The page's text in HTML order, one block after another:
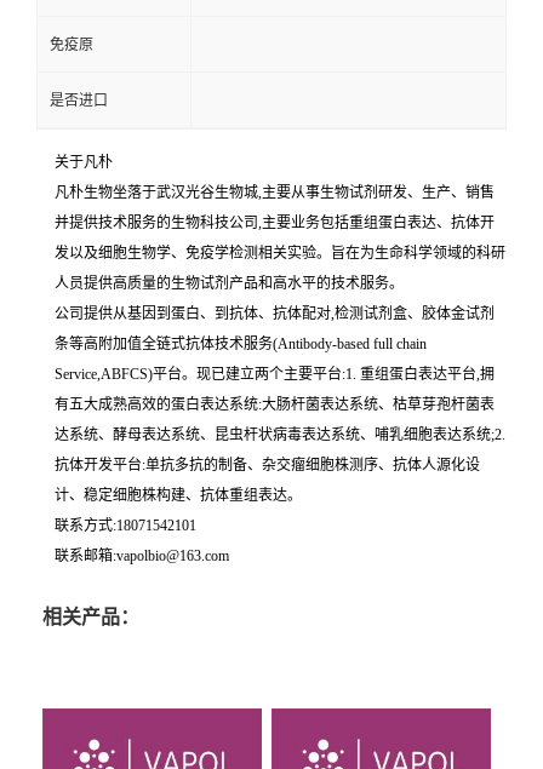
免疫原
是否进口
关于凡朴
凡朴生物坐落于武汉光谷生物城,主要从事生物试剂研发、生产、销售
并提供技术服务的生物科技公司,主要业务包括重组蛋白表达、抗体开
发以及细胞生物学、免疫学检测相关实验。旨在为生命科学领域的科研
人员提供高质量的生物试剂产品和高水平的技术服务。
公司提供从基因到蛋白、到抗体、抗体配对,检测试剂盒、胶体金试剂
条等高附加值全链式抗体技术服务(Antibody-based full chain
Service,ABFCS)平台。现已建立两个主要平台:1. 重组蛋白表达平台,拥
有五大成熟高效的蛋白表达系统:大肠杆菌表达系统、枯草芽孢杆菌表
达系统、酵母表达系统、昆虫杆状病毒表达系统、哺乳细胞表达系统;2.
抗体开发平台:单抗多抗的制备、杂交瘤细胞株测序、抗体人源化设
计、稳定细胞株构建、抗体重组表达。
联系方式:18071542101
联系邮箱:vapolbio@163.com
相关产品：